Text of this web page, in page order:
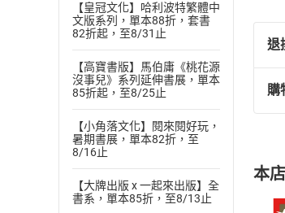
【皇冠文化】哈利波特繁體中
文版系列，單本88折，套書
82折起，至8/31止
【高寶書版】馬伯庸《桃花源
沒事兒》系列延伸書展，單本
85折起，至8/25止
【小角落文化】閱來閱好玩，
暑期書展，單本82折，至
8/16止
【大牌出版 x 一起來出版】全
書系，單本85折，至8/13止
退
購
本